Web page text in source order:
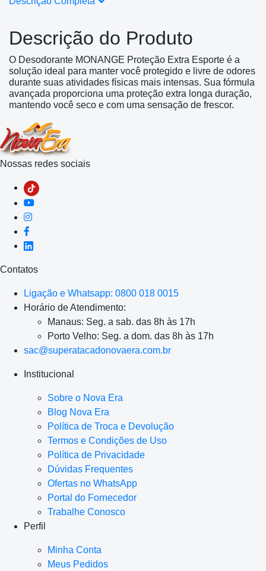
Descrição do Produto
O Desodorante MONANGE Proteção Extra Esporte é a
solução ideal para manter você protegido e livre de odores
durante suas atividades físicas mais intensas. Sua fórmula
avançada proporciona uma proteção extra longa duração,
mantendo você seco e com uma sensação de frescor.
Nossas redes sociais
Contatos
Ligação e Whatsapp: 0800 018 0015
Horário de Atendimento:
Manaus: Seg. a sab. das 8h às 17h
Porto Velho: Seg. a dom. das 8h às 17h
sac@superatacadonovaera.com.br
Institucional
Sobre o Nova Era
Blog Nova Era
Política de Troca e Devolução
Termos e Condições de Uso
Política de Privacidade
Dúvidas Frequentes
Ofertas no WhatsApp
Portal do Fornecedor
Trabalhe Conosco
Perfil
Minha Conta
Meus Pedidos